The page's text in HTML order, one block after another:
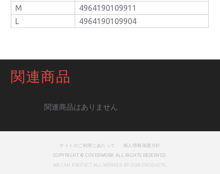
M
4964190109911
L
4964190109904
関連商品
関連商品はありません
サイトのご利用にあたって
個人情報保護方針
COPYRIGHT © COVERWORK ALL RIGHTS RESERVED.
WE CAN PROTECT ALL WORKER BY OUR PRODUCTS.